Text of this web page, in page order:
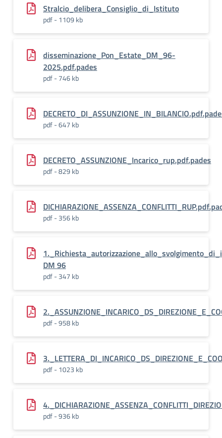
Stralcio_delibera_Consiglio_di_Istituto
pdf - 1109 kb
disseminazione_Pon_Estate_DM_96-
2025.pdf.pades
pdf - 746 kb
pdf - 647 kb
DECRETO_ASSUNZIONE_Incarico_rup.pdf.pades
pdf - 829 kb
pdf - 356 kb
DM 96
pdf - 347 kb
pdf - 958 kb
pdf - 1023 kb
pdf - 936 kb